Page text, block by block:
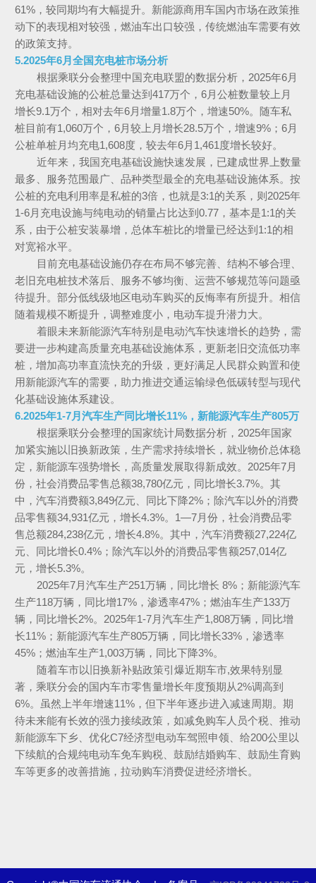
61%，较同期均有大幅提升。新能源商用车国内市场在政策推
动下的表现相对较强，燃油车出口较强，传统燃油车需要有效
的政策支持。
5.2025年6月全国充电桩市场分析
根据乘联分会整理中国充电联盟的数据分析，2025年6月
充电基础设施的公桩总量达到417万个，6月公桩数量较上月
增长9.1万个，相对去年6月增量1.8万个，增速50%。随车私
桩目前有1,060万个，6月较上月增长28.5万个，增速9%；6月
公桩单桩月均充电1,608度，较去年6月1,461度增长较好。
近年来，我国充电基础设施快速发展，已建成世界上数量
最多、服务范围最广、品种类型最全的充电基础设施体系。按
公桩的充电利用率是私桩的3倍，也就是3:1的关系，则2025年
1-6月充电设施与纯电动的销量占比达到0.77，基本是1:1的关
系，由于公桩安装暴增，总体车桩比的增量已经达到1:1的相
对宽裕水平。
目前充电基础设施仍存在布局不够完善、结构不够合理、
老旧充电桩技术落后、服务不够均衡、运营不够规范等问题亟
待提升。部分低线级地区电动车购买的反悔率有所提升。相信
随着规模不断提升，调整难度小，电动车提升潜力大。
着眼未来新能源汽车特别是电动汽车快速增长的趋势，需
要进一步构建高质量充电基础设施体系，更新老旧交流低功率
桩，增加高功率直流快充的升级，更好满足人民群众购置和使
用新能源汽车的需要，助力推进交通运输绿色低碳转型与现代
化基础设施体系建设。
6.2025年1-7月汽车生产同比增长11%，新能源汽车生产805万
根据乘联分会整理的国家统计局数据分析，2025年国家
加紧实施以旧换新政策，生产需求持续增长，就业物价总体稳
定，新能源车强势增长，高质量发展取得新成效。2025年7月
份，社会消费品零售总额38,780亿元，同比增长3.7%。其
中，汽车消费额3,849亿元、同比下降2%；除汽车以外的消费
品零售额34,931亿元，增长4.3%。1—7月份，社会消费品零
售总额284,238亿元，增长4.8%。其中，汽车消费额27,224亿
元、同比增长0.4%；除汽车以外的消费品零售额257,014亿
元，增长5.3%。
2025年7月汽车生产251万辆，同比增长 8%；新能源汽车
生产118万辆，同比增17%，渗透率47%；燃油车生产133万
辆，同比增长2%。2025年1-7月汽车生产1,808万辆，同比增
长11%；新能源汽车生产805万辆，同比增长33%，渗透率
45%；燃油车生产1,003万辆，同比下降3%。
随着车市以旧换新补贴政策引爆近期车市,效果特别显
著，乘联分会的国内车市零售量增长年度预期从2%调高到
6%。虽然上半年增速11%，但下半年逐步进入减速周期。期
待未来能有长效的强力接续政策，如减免购车人员个税、推动
新能源车下乡、优化C7经济型电动车驾照申领、给200公里以
下续航的合规纯电动车免车购税、鼓励结婚购车、鼓励生育购
车等更多的改善措施，拉动购车消费促进经济增长。